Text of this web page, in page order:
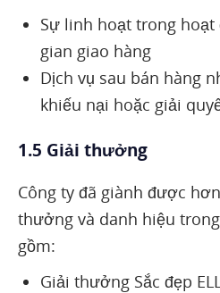
Sự linh hoạt trong hoạt
gian giao hàng
Dịch vụ sau bán hàng
khiếu nại hoặc giải
1.5 Giải thưởng
Công ty đã giành được
thưởng và danh hiệu
gồm:
Giải thưởng Sắc đẹp